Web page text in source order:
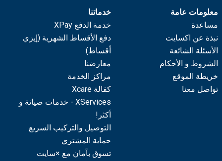
معلومات عامة
مساعدة
نبذة عن اكسايت
الأسئلة الشائعة
الشروط و الأحكام
خريطة الموقع
تواصل معنا
خدماتنا
خدمة الدفع XPay
دفع الأقساط الشهرية (إيزي
أقساط)
معارضنا
مراكز الخدمة
كفالة Xcare
XServices - خدمات صيانة و
أكثر!
التوصيل والتركيب السريع
حماية المشتري
تسوق بآمان مع ×سايت